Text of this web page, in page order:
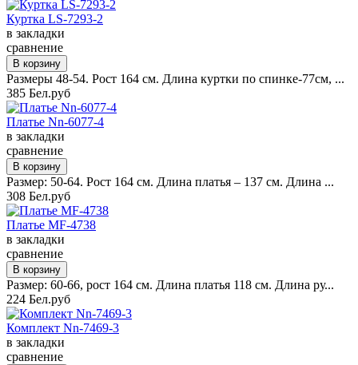
Куртка LS-7293-2
в закладки
сравнение
Размеры 48-54. Рост 164 см. Длина куртки по спинке-77см, ...
385 Бел.руб
Платье Nn-6077-4
в закладки
сравнение
Размер: 50-64. Рост 164 см. Длина платья – 137 см. Длина ...
308 Бел.руб
Платье MF-4738
в закладки
сравнение
Размер: 60-66, рост 164 см. Длина платья 118 см. Длина ру...
224 Бел.руб
Комплект Nn-7469-3
в закладки
сравнение